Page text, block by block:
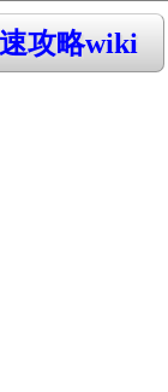
攻略wiki